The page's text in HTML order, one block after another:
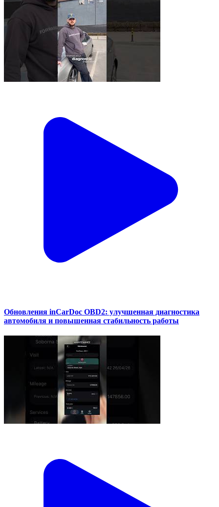
Обновления inCarDoc OBD2: улучшенная диагностика
автомобиля и повышенная стабильность работы